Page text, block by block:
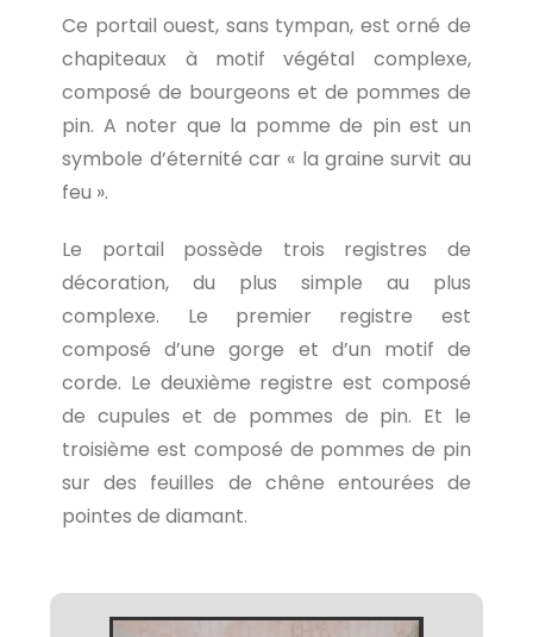
Ce portail ouest, sans tympan, est orné de
chapiteaux à motif végétal complexe,
composé de bourgeons et de pommes de
pin. A noter que la pomme de pin est un
symbole d’éternité car « la graine survit au
feu ».
Le portail possède trois registres de
décoration, du plus simple au plus
complexe. Le premier registre est
composé d’une gorge et d’un motif de
corde. Le deuxième registre est composé
de cupules et de pommes de pin. Et le
troisième est composé de pommes de pin
sur des feuilles de chêne entourées de
pointes de diamant.